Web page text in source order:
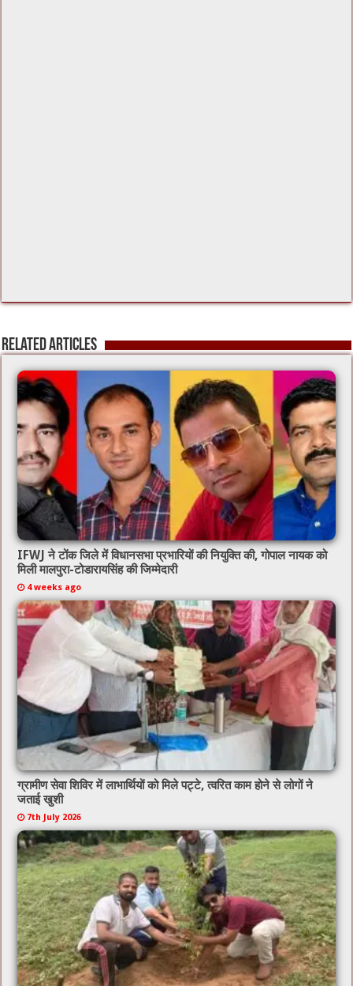
Related Articles
IFWJ ने टोंक जिले में विधानसभा प्रभारियों की नियुक्ति की, गोपाल नायक को
मिली मालपुरा-टोडारायसिंह की जिम्मेदारी
4 weeks ago
ग्रामीण सेवा शिविर में लाभार्थियों को मिले पट्टे, त्वरित काम होने से लोगों ने
जताई खुशी
7th July 2026